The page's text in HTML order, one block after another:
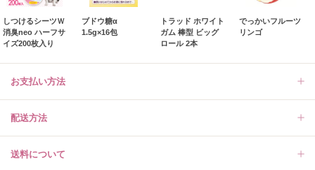
しつけるシーツＷ
消臭neo ハーフサ
イズ200枚入り
ブドウ糖α
1.5g×16包
トラッド ホワイト
ガム 棒型 ビッグ
ロール 2本
でっかいフルーツ
リンゴ
お支払い方法
配送方法
送料について